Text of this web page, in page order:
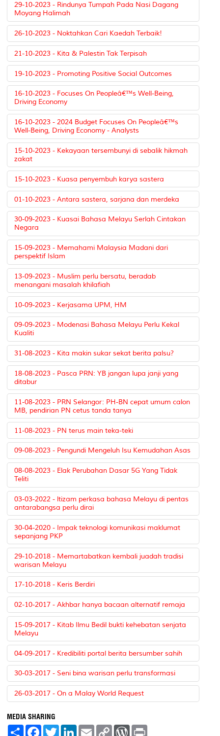
29-10-2023 - Rindunya Tumpah Pada Nasi Dagang
Moyang Halimah
26-10-2023 - Noktahkan Cari Kaedah Terbaik!
21-10-2023 - Kita & Palestin Tak Terpisah
19-10-2023 - Promoting Positive Social Outcomes
16-10-2023 - Focuses On Peopleâ€™s Well-Being,
Driving Economy
16-10-2023 - 2024 Budget Focuses On Peopleâ€™s
Well-Being, Driving Economy - Analysts
15-10-2023 - Kekayaan tersembunyi di sebalik hikmah
zakat
15-10-2023 - Kuasa penyembuh karya sastera
01-10-2023 - Antara sastera, sarjana dan merdeka
30-09-2023 - Kuasai Bahasa Melayu Serlah Cintakan
Negara
15-09-2023 - Memahami Malaysia Madani dari
perspektif Islam
13-09-2023 - Muslim perlu bersatu, beradab
menangani masalah khilafiah
10-09-2023 - Kerjasama UPM, HM
09-09-2023 - Modenasi Bahasa Melayu Perlu Kekal
Kualiti
31-08-2023 - Kita makin sukar sekat berita palsu?
18-08-2023 - Pasca PRN: YB jangan lupa janji yang
ditabur
11-08-2023 - PRN Selangor: PH-BN cepat umum calon
MB, pendirian PN cetus tanda tanya
11-08-2023 - PN terus main teka-teki
09-08-2023 - Pengundi Mengeluh Isu Kemudahan Asas
08-08-2023 - Elak Perubahan Dasar 5G Yang Tidak
Teliti
03-03-2022 - ltizam perkasa bahasa Melayu di pentas
antarabangsa perlu dirai
30-04-2020 - Impak teknologi komunikasi maklumat
sepanjang PKP
29-10-2018 - Memartabatkan kembali juadah tradisi
warisan Melayu
17-10-2018 - Keris Berdiri
02-10-2017 - Akhbar hanya bacaan alternatif remaja
15-09-2017 - Kitab Ilmu Bedil bukti kehebatan senjata
Melayu
04-09-2017 - Kredibiliti portal berita bersumber sahih
30-03-2017 - Seni bina warisan perlu transformasi
26-03-2017 - On a Malay World Request
MEDIA SHARING
S
F
T
L
E
C
W